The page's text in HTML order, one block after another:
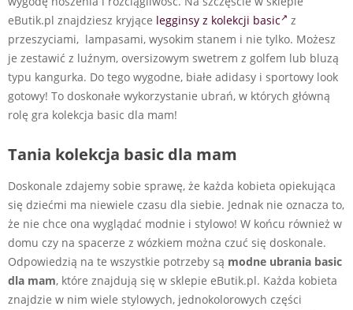
eButik.pl znajdziesz kryjące legginsy z kolekcji basic
z
przeszyciami, lampasami, wysokim stanem i nie tylko. Możesz
je zestawić z luźnym, oversizowym swetrem z golfem lub bluzą
typu kangurka. Do tego wygodne, białe adidasy i sportowy look
gotowy! To doskonałe wykorzystanie ubrań, w których główną
rolę gra kolekcja basic dla mam!
Tania kolekcja basic dla mam
Doskonale zdajemy sobie sprawę, że każda kobieta opiekująca
się dziećmi ma niewiele czasu dla siebie. Jednak nie oznacza to,
że nie chce ona wyglądać modnie i stylowo! W końcu również w
domu czy na spacerze z wózkiem można czuć się doskonale.
Odpowiedzią na te wszystkie potrzeby są modne ubrania basic
dla mam, które znajdują się w sklepie eButik.pl. Każda kobieta
znajdzie w nim wiele stylowych, jednokolorowych części